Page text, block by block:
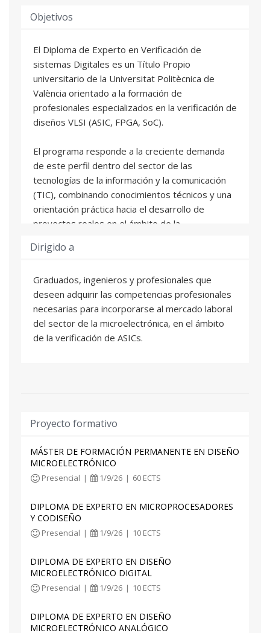
Objetivos
El Diploma de Experto en Verificación de
sistemas Digitales es un Título Propio
universitario de la Universitat Politècnica de
València orientado a la formación de
profesionales especializados en la verificación de
diseños VLSI (ASIC, FPGA, SoC).
El programa responde a la creciente demanda
de este perfil dentro del sector de las
tecnologías de la información y la comunicación
(TIC), combinando conocimientos técnicos y una
orientación práctica hacia el desarrollo de
proyectos reales en el ámbito de la
a dos áreas clave y complementarias: las
herramientas avanzadas.
El Diploma está formado por cuatro asignaturas
de 25h cada una, impartidas al 50% por
profesorado experto de la UPV y de la empresa
- Verificación avanzada con UVM
Tras cursar el módulo, el alumnado será capaz
de:
basadas en System Verilog.
- Aplicar metodologías avanzadas de verificación
Methodology).
Dirigido a
Graduados, ingenieros y profesionales que
deseen adquirir las competencias profesionales
necesarias para incorporarse al mercado laboral
del sector de la microelectrónica, en el ámbito
de la verificación de ASICs.
Proyecto formativo
MÁSTER DE FORMACIÓN PERMANENTE EN DISEÑO
MICROELECTRÓNICO
Presencial | 1/9/26 | 60 ECTS
DIPLOMA DE EXPERTO EN MICROPROCESADORES
Y CODISEÑO
Presencial | 1/9/26 | 10 ECTS
DIPLOMA DE EXPERTO EN DISEÑO
MICROELECTRÓNICO DIGITAL
Presencial | 1/9/26 | 10 ECTS
DIPLOMA DE EXPERTO EN DISEÑO
MICROELECTRÓNICO ANALÓGICO